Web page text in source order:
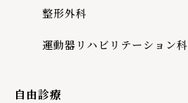
整形外科
運動器リハビリテーション科
自由診療